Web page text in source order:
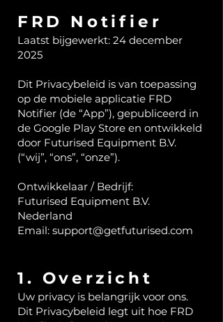
FRD Notifier
Laatst bijgewerkt: 24 december
2025
Dit Privacybeleid is van toepassing
op de mobiele applicatie FRD
Notifier (de “App”), gepubliceerd in
de Google Play Store en ontwikkeld
door Futurised Equipment B.V.
(“wij”, “ons”, “onze”).
Ontwikkelaar / Bedrijf:
Futurised Equipment B.V.
Nederland
Email: support@getfuturised.com
1. Overzicht
Uw privacy is belangrijk voor ons.
Dit Privacybeleid legt uit hoe FRD